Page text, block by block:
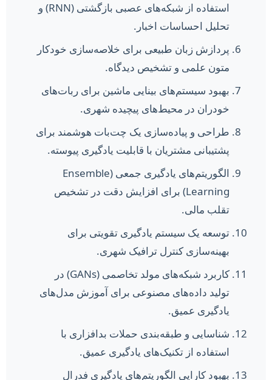
استفاده از شبکه‌های عصبی بازگشتی (RNN) و
تحلیل احساسات اخبار.
پردازش زبان طبیعی برای خلاصه‌سازی خودکار
متون علمی و تشخیص دیدگاه.
بهبود سیستم‌های بینایی ماشین برای ربات‌های
خودران در محیط‌های پیچیده شهری.
طراحی و پیاده‌سازی یک چت‌بات هوشمند برای
پشتیبانی مشتریان با قابلیت یادگیری پیوسته.
الگوریتم‌های یادگیری جمعی (Ensemble
Learning) برای افزایش دقت در تشخیص
تقلب مالی.
توسعه یک سیستم یادگیری تقویتی برای
بهینه‌سازی کنترل ترافیک شهری.
کاربرد شبکه‌های مولد تخاصمی (GANs) در
تولید داده‌های مصنوعی برای آموزش مدل‌های
یادگیری عمیق.
شناسایی و طبقه‌بندی حملات بدافزاری با
استفاده از تکنیک‌های یادگیری عمیق.
بهبود کارایی الگوریتم‌های یادگیری فدرال